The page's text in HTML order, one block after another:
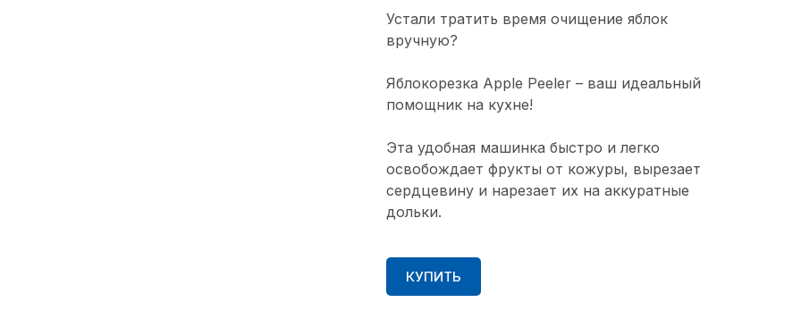
Устали тратить время очищение яблок
вручную?
Яблокорезка Apple Peeler – ваш идеальный
помощник на кухне!
Эта удобная машинка быстро и легко
освобождает фрукты от кожуры, вырезает
сердцевину и нарезает их на аккуратные
дольки.
КУПИТЬ